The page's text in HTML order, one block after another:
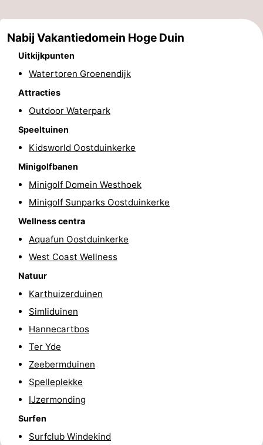
Boerderijen
-
Binnenspeeltuinen
centra
Dorpen
Steden
Natuur
Sporten
Zwembaden
Fietsen
Paardrijden
Surfen
Eten
drinken
Evenementen
Nabij Vakantiedomein Hoge Duin
Uitkijkpunten
Watertoren Groenendijk
Attracties
Outdoor Waterpark
Speeltuinen
Kidsworld Oostduinkerke
Minigolfbanen
Minigolf Domein Westhoek
Minigolf Sunparks Oostduinkerke
Wellness centra
Aquafun Oostduinkerke
West Coast Wellness
Natuur
Karthuizerduinen
Simliduinen
Hannecartbos
Ter Yde
Zeebermduinen
Spelleplekke
IJzermonding
Surfen
Surfclub Windekind